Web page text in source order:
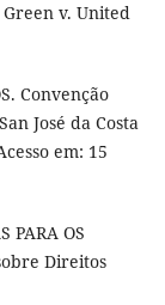
Green v. United
Convenção
José da Costa
em: 15
PARA OS
Direitos